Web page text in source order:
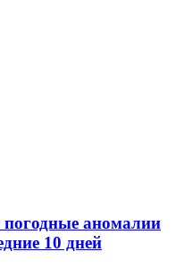
аномалии
10 дней